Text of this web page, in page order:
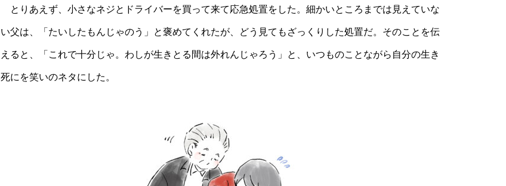
とりあえず、小さなネジとドライバーを買って来て応急処置をした。細かいところまでは見えていな
い父は、「たいしたもんじゃのう」と褒めてくれたが、どう見てもざっくりした処置だ。そのことを伝
えると、「これで十分じゃ。わしが生きとる間は外れんじゃろう」と、いつものことながら自分の生き
死にを笑いのネタにした。